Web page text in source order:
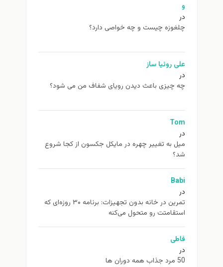
و
در
چلغوزه چیست و چه خواصی دارد؟
علی روئیا ساز
در
چه چیزی باعث دیدن رویای شفاف من می شود؟
Tom
در
ميل به تغيير چهره در مایکل جکسون از كجا شروع
شد؟
Babi
در
تمرین در خانه بدون تجهیزات: برنامه ۳۰ روزه‌ای که
استقامتت رو متحول می‌کنه
فاطی
در
50 مرد جذاب همه دوران ها